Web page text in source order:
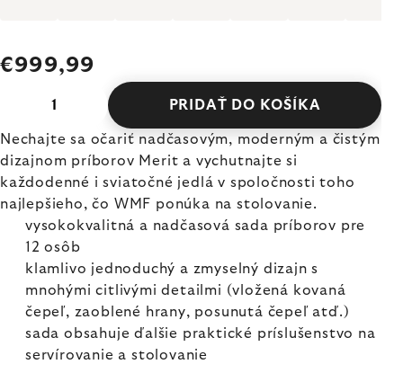
€999,99
PRIDAŤ DO KOŠÍKA
Nechajte sa očariť nadčasovým, moderným a čistým
dizajnom príborov Merit a vychutnajte si
každodenné i sviatočné jedlá v spoločnosti toho
najlepšieho, čo WMF ponúka na stolovanie.
vysokokvalitná a nadčasová sada príborov pre
12 osôb
klamlivo jednoduchý a zmyselný dizajn s
mnohými citlivými detailmi (vložená kovaná
čepeľ, zaoblené hrany, posunutá čepeľ atď.)
sada obsahuje ďalšie praktické príslušenstvo na
servírovanie a stolovanie